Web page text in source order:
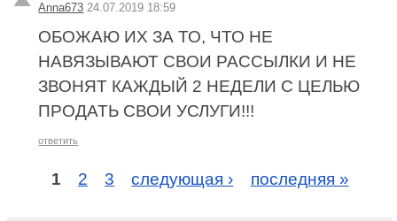
Anna673 24.07.2019 18:59
ОБОЖАЮ ИХ ЗА ТО, ЧТО НЕ
НАВЯЗЫВАЮТ СВОИ РАССЫЛКИ И НЕ
ЗВОНЯТ КАЖДЫЙ 2 НЕДЕЛИ С ЦЕЛЬЮ
ПРОДАТЬ СВОИ УСЛУГИ!!!
ответить
1 2 3 следующая › последняя »